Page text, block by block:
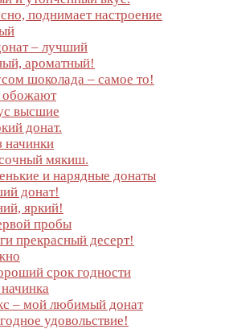
поднимает настроение
– лучший
ароматный!
шоколада – самое то!
обожают
высшие
донат.
начинки
мякиш.
и нарядные донаты
донат!
яркий!
пробы
прекрасный десерт!
срок годности
– мой любимый донат
удовольствие!